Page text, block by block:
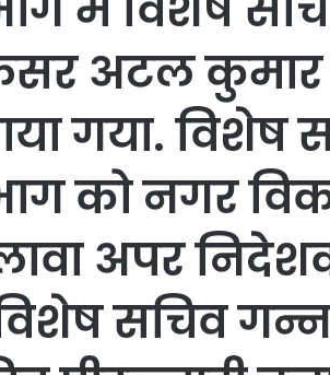
अटल कुमार
गया. विशेष
को नगर
अपर निदेशक
सचिव